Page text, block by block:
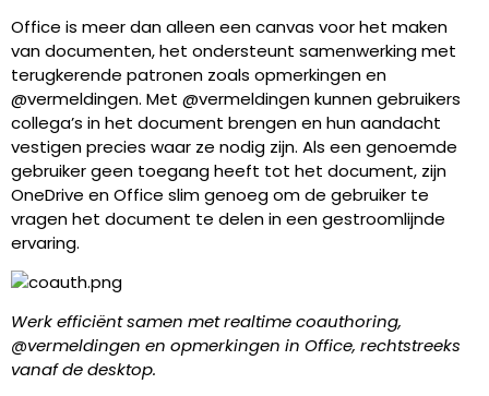
Office is meer dan alleen een canvas voor het maken
van documenten, het ondersteunt samenwerking met
terugkerende patronen zoals opmerkingen en
@vermeldingen. Met @vermeldingen kunnen gebruikers
collega’s in het document brengen en hun aandacht
vestigen precies waar ze nodig zijn. Als een genoemde
gebruiker geen toegang heeft tot het document, zijn
OneDrive en Office slim genoeg om de gebruiker te
vragen het document te delen in een gestroomlijnde
ervaring.
Werk efficiënt samen met realtime coauthoring,
@vermeldingen en opmerkingen in Office, rechtstreeks
vanaf de desktop.